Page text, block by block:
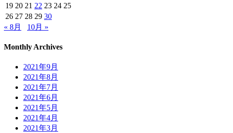
19 20 21 22 23 24 25
26 27 28 29 30
« 8月
10月 »
Monthly Archives
2021年9月
2021年8月
2021年7月
2021年6月
2021年5月
2021年4月
2021年3月